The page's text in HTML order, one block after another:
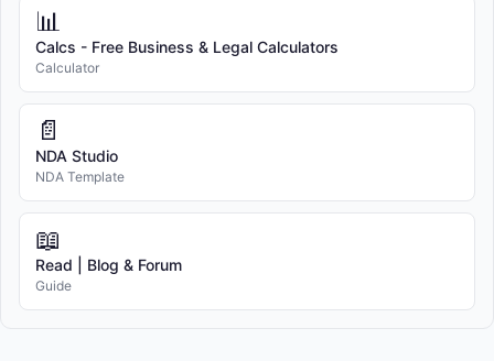
📊
Calcs - Free Business & Legal Calculators
Calculator
📄
NDA Studio
NDA Template
📖
Read | Blog & Forum
Guide